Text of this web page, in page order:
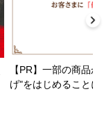
【PR】一部の商品
げ"をはじめること